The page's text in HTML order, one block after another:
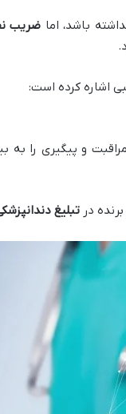
باشد، اما ضریب
اشاره کرده است:
و پیگیری را به
برنده درتبلیغ